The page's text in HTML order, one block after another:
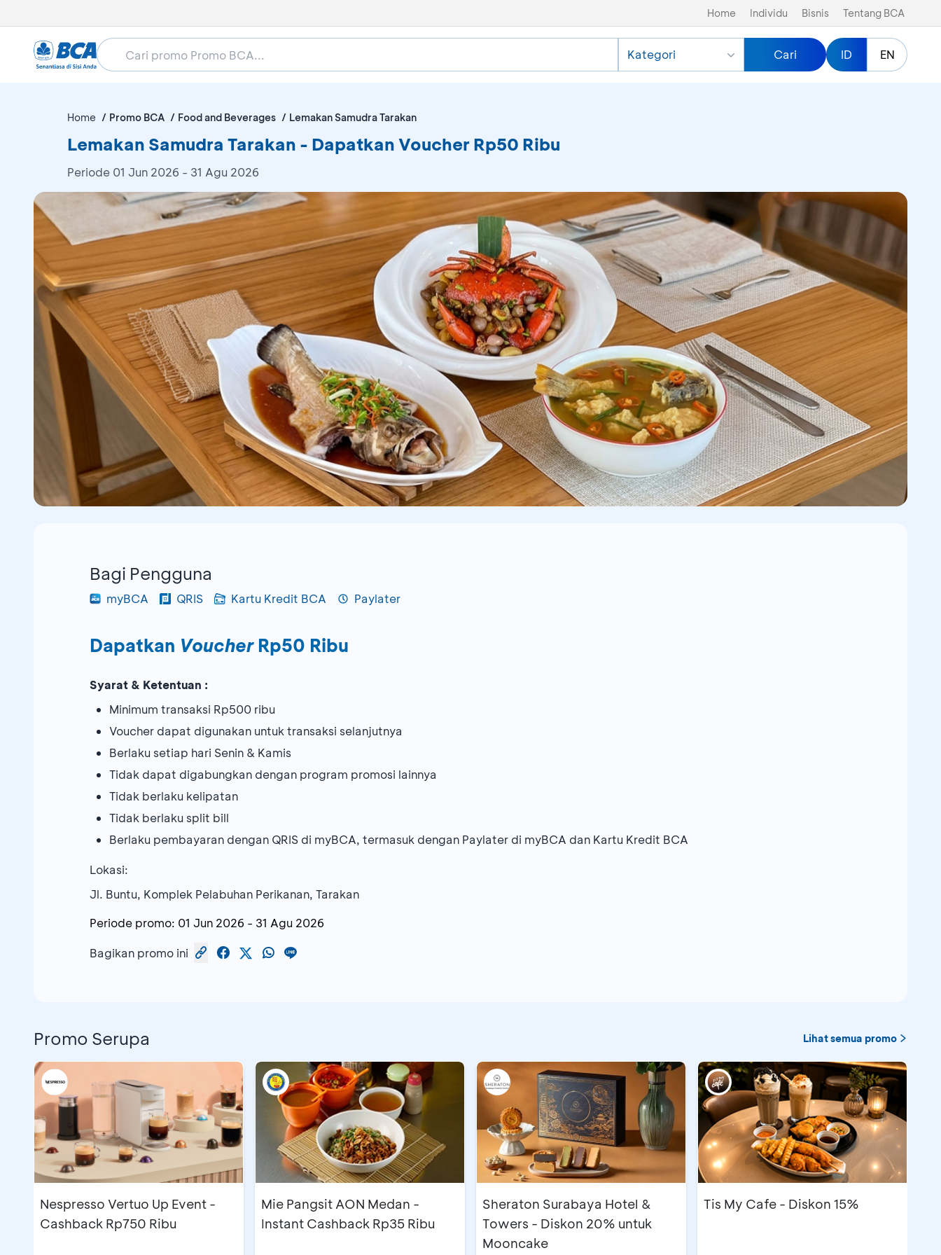
Home Individu Bisnis Tentang BCA
Kategori Cari ID EN
Home Promo BCA Food and Beverages Lemakan Samudra Tarakan
Lemakan Samudra Tarakan - Dapatkan Voucher Rp50 Ribu
Periode 01 Jun 2026 - 31 Agu 2026
Bagi Pengguna
myBCA QRIS Kartu Kredit BCA Paylater
Dapatkan VoucherRp50 Ribu
Syarat & Ketentuan :
Minimum transaksi Rp500 ribu
Voucher dapat digunakan untuk transaksi selanjutnya
Berlaku setiap hari Senin & Kamis
Tidak dapat digabungkan dengan program promosi lainnya
Tidak berlaku kelipatan
Tidak berlaku split bill
Berlaku pembayaran dengan QRIS di myBCA, termasuk dengan Paylater di myBCA dan Kartu Kredit BCA
Lokasi:
Jl. Buntu, Komplek Pelabuhan Perikanan, Tarakan
Periode promo: 01 Jun 2026 - 31 Agu 2026
Bagikan promo ini
Promo Serupa Lihat semua promo
Nespresso Vertuo Up Event -
Cashback Rp750 Ribu
Mie Pangsit AON Medan -
Instant Cashback Rp35 Ribu
Sheraton Surabaya Hotel &
Towers - Diskon 20% untuk
Mooncake
Tis My Cafe - Diskon 15%